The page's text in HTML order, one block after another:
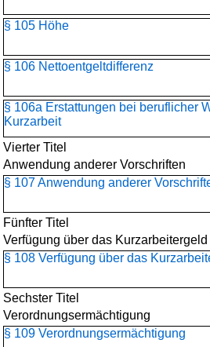
§ 105 Höhe
§ 106 Nettoentgeltdifferenz
§ 106a Erstattungen bei beruflicher
Kurzarbeit
Vierter Titel
Anwendung anderer Vorschriften
§ 107 Anwendung anderer
Fünfter Titel
Verfügung über das Kurzarbeitergeld
§ 108 Verfügung über das
Sechster Titel
Verordnungsermächtigung
§ 109 Verordnungsermächtigung